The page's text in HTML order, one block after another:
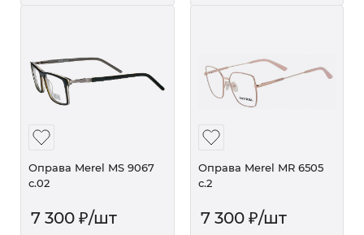
Оправа Merel MS 9067
с.02
7 300 ₽/шт
Оправа Merel MR 6505
c.2
7 300₽/шт